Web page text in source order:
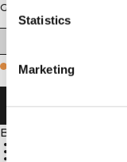
Statistics
Marketing
Größe
Few in stock
IN DEN
Beschreibung